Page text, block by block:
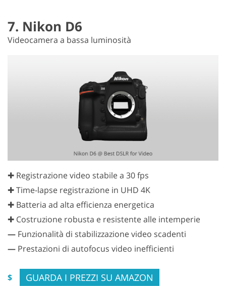
7. Nikon D6
Videocamera a bassa luminosità
✚ Registrazione video stabile a 30 fps
✚ Time-lapse registrazione in UHD 4K
✚ Batteria ad alta efficienza energetica
✚ Costruzione robusta e resistente alle intemperie
— Funzionalità di stabilizzazione video scadenti
— Prestazioni di autofocus video inefficienti
$ GUARDA I PREZZI SU AMAZON